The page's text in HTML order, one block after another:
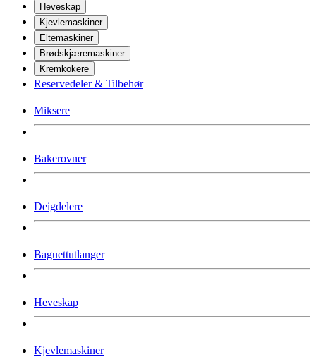
Heveskap
Kjevlemaskiner
Eltemaskiner
Brødskjæremaskiner
Kremkokere
Reservedeler & Tilbehør
Miksere
Bakerovner
Deigdelere
Baguettutlanger
Heveskap
Kjevlemaskiner